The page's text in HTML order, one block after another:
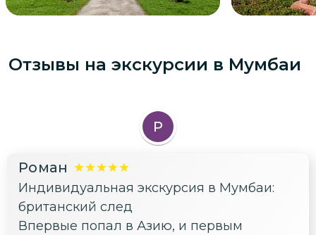
Отзывы на экскурсии в Мумбаи
Р
Роман
Индивидуальная экскурсия в Мумбаи:
британский след
Впервые попал в Азию, и первым